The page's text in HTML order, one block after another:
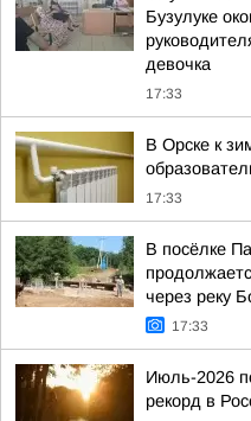
Бузулуке
девочка
17:33
В Орске к
17:33
В посёлке
через реку
17:33
Июль-2026
рекорд в